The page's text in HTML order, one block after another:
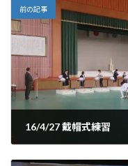
前の記事
16/4/27 戴帽式練習